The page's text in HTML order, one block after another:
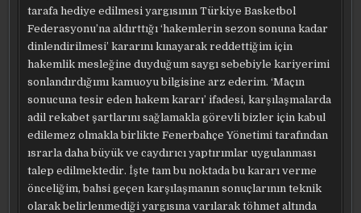
tarafa hediye edilmesi yargısının Türkiye Basketbol
Federasyonu’na aldırttığı ‘hakemlerin sezon sonuna kadar
dinlendirilmesi’ kararını kınayarak reddettiğim için
hakemlik mesleğine duyduğum saygı sebebiyle kariyerimi
sonlandırdığımı kamuoyu bilgisine arz ederim. ‘Maçın
sonucuna tesir eden hakem kararı’ ifadesi, karşılaşmalarda
adil rekabet şartlarını sağlamakla görevli bizler için kabul
edilemez olmakla birlikte Fenerbahçe Yönetimi tarafından
ısrarla daha büyük ve caydırıcı yaptırımlar uygulanması
talep edilmektedir. İşte tam bu noktada bu kararı verme
önceliğim, bahsi geçen karşılaşmanın sonuçlarının teknik
olarak belirlenmediği yargısına varılarak töhmet altında